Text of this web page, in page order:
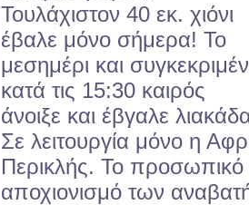
Τουλάχιστον 40 εκ. χιόνι
έβαλε μόνο σήμερα! Το
μεσημέρι και
κατά τις 15:30 καιρός
άνοιξε και έβγαλε
Σε λειτουργία μόνο η
Περικλής. Το προσωπικό
αποχιονισμό των